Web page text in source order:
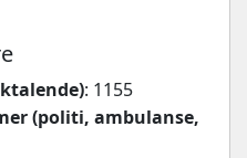
: 1155
(politi, ambulanse,